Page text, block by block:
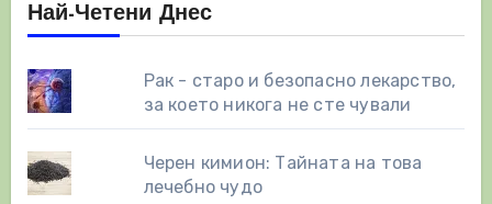
Най-Четени Днес
Рак - старо и безопасно лекарство,
за което никога не сте чували
Черен кимион: Тайната на това
лечебно чудо